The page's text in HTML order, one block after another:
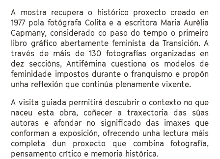
A mostra recupera o histórico proxecto creado en
1977 pola fotógrafa Colita e a escritora Maria Aurèlia
Capmany, considerado co paso do tempo o primeiro
libro gráfico abertamente feminista da Transición. A
través de máis de 130 fotografías organizadas en
dez seccións, Antifémina cuestiona os modelos de
feminidade impostos durante o franquismo e propón
unha reflexión que continúa plenamente vixente.
A visita guiada permitirá descubrir o contexto no que
naceu esta obra, coñecer a traxectoria das súas
autoras e afondar no significado das imaxes que
conforman a exposición, ofrecendo unha lectura máis
completa dun proxecto que combina fotografía,
pensamento crítico e memoria histórica.